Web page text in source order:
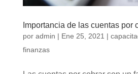
Importancia de las cuentas por
por admin | Ene 25, 2021 |
finanzas